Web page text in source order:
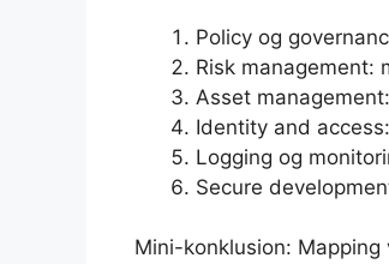
Policy og
Risk management:
Asset
Identity and
Logging og
Secure
Mini-konklusion: